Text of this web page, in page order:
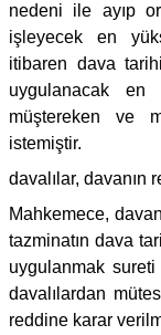
nedeni ile ayıp
işleyecek en
itibaren dava
uygulanacak
müştereken ve
istemiştir.
davalılar, davanın
Mahkemece,
tazminatın dava
uygulanmak
davalılardan
reddine karar